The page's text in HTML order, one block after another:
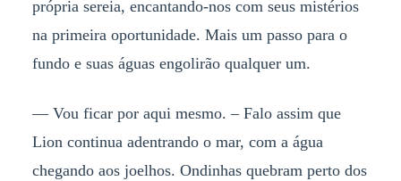
própria sereia, encantando-nos com seus mistérios
na primeira oportunidade. Mais um passo para o
fundo e suas águas engolirão qualquer um.
— Vou ficar por aqui mesmo. – Falo assim que
Lion continua adentrando o mar, com a água
chegando aos joelhos. Ondinhas quebram perto dos